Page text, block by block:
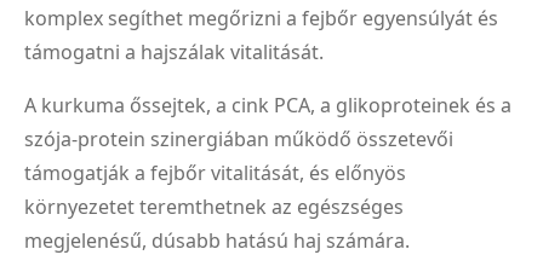
komplex segíthet megőrizni a fejbőr egyensúlyát és
támogatni a hajszálak vitalitását.
A kurkuma őssejtek, a cink PCA, a glikoproteinek és a
szója-protein szinergiában működő összetevői
támogatják a fejbőr vitalitását, és előnyös
környezetet teremthetnek az egészséges
megjelenésű, dúsabb hatású haj számára.